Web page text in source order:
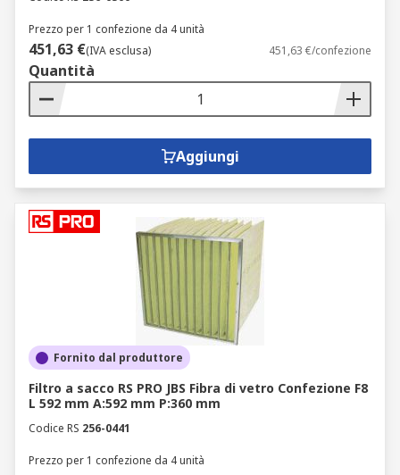
Prezzo per 1 confezione da 4 unità
451,63 €(IVA esclusa) 451,63 €/confezione
Quantità
Aggiungi
Fornito dal produttore
Filtro a sacco RS PRO JBS Fibra di vetro Confezione F8
L 592 mm A:592 mm P:360 mm
Codice RS 256-0441
Prezzo per 1 confezione da 4 unità